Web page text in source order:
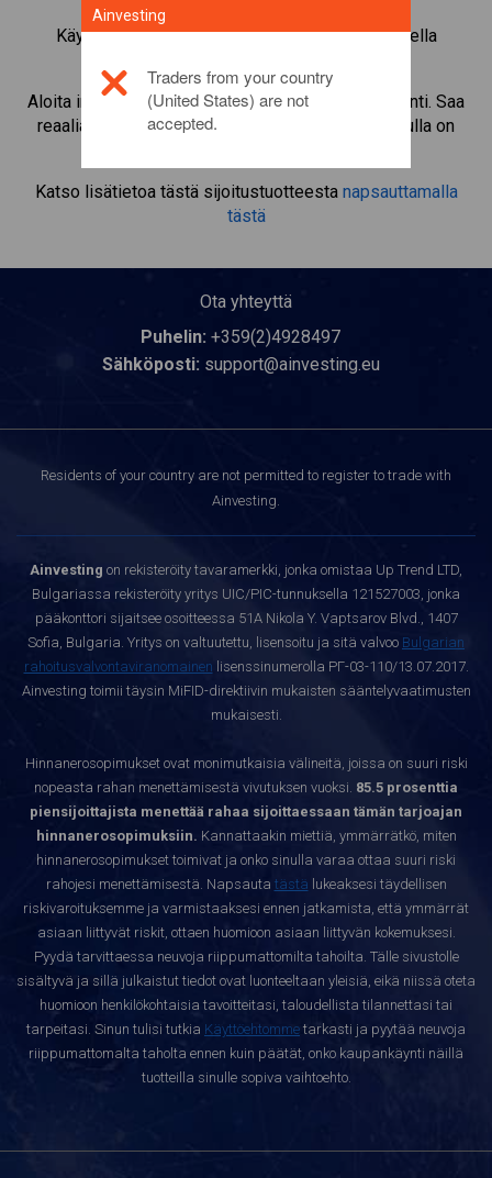
Käy kauppaa yli 1 000 kansainvälisellä osakkeella
Aloita instrumentinMazda Motor CFD-kaupankäynti. Saa
reaaliaikaisia tarjouksia ja nosta osinkoja, jos sinulla on
Katso lisätietoa tästä sijoitustuotteesta napsauttamalla
tästä
Ota yhteyttä
Puhelin: +359(2)4928497
Sähköposti: support@ainvesting.eu
Residents of your country are not permitted to register to trade with
Ainvesting.
Ainvesting on rekisteröity tavaramerkki, jonka omistaa Up Trend LTD,
Bulgariassa rekisteröity yritys UIC/PIC-tunnuksella 121527003, jonka
pääkonttori sijaitsee osoitteessa 51A Nikola Y. Vaptsarov Blvd., 1407
Sofia, Bulgaria. Yritys on valtuutettu, lisensoitu ja sitä valvoo Bulgarian
rahoitusvalvontaviranomainen lisenssinumerolla РГ-03-110/13.07.2017.
Ainvesting toimii täysin MiFID-direktiivin mukaisten sääntelyvaatimusten
mukaisesti.
Hinnanerosopimukset ovat monimutkaisia välineitä, joissa on suuri riski
nopeasta rahan menettämisestä vivutuksen vuoksi. 85.5 prosenttia
piensijoittajista menettää rahaa sijoittaessaan tämän tarjoajan
hinnanerosopimuksiin. Kannattaakin miettiä, ymmärrätkö, miten
hinnanerosopimukset toimivat ja onko sinulla varaa ottaa suuri riski
rahojesi menettämisestä. Napsauta tästä lukeaksesi täydellisen
riskivaroituksemme ja varmistaaksesi ennen jatkamista, että ymmärrät
asiaan liittyvät riskit, ottaen huomioon asiaan liittyvän kokemuksesi.
Pyydä tarvittaessa neuvoja riippumattomilta tahoilta. Tälle sivustolle
sisältyvä ja sillä julkaistut tiedot ovat luonteeltaan yleisiä, eikä niissä oteta
huomioon henkilökohtaisia tavoitteitasi, taloudellista tilannettasi tai
tarpeitasi. Sinun tulisi tutkia Käyttöehtomme tarkasti ja pyytää neuvoja
riippumattomalta taholta ennen kuin päätät, onko kaupankäynti näillä
tuotteilla sinulle sopiva vaihtoehto.
Ainvesting
Traders from your country
(United States) are not
accepted.